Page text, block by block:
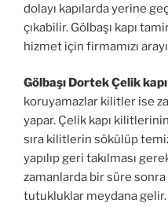
dolayı kapılarda yerine
çıkabilir. Gölbaşı kapı
hizmet için firmamızı
Gölbaşı Dortek Çelik
koruyamazlar kilitler ise
yapar. Çelik kapı
sıra kilitlerin sökülüp
yapılıp geri takılması
zamanlarda bir süre
tutukluklar meydana gelir.